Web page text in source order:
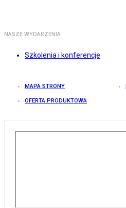
NASZE WYDARZENIA
Szkolenia i konferencje
MAPA STRONY
OFERTA PRODUKTOWA